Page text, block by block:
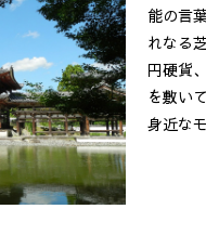
能の言
れなる
円硬貨
を敷い
身近な